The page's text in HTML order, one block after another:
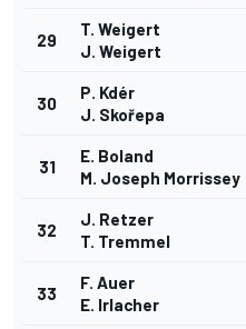
29
T. Weigert
J. Weigert
30
P. Kdér
J. Skořepa
31
E. Boland
M. Joseph Morrissey
32
J. Retzer
T. Tremmel
33
F. Auer
E. Irlacher